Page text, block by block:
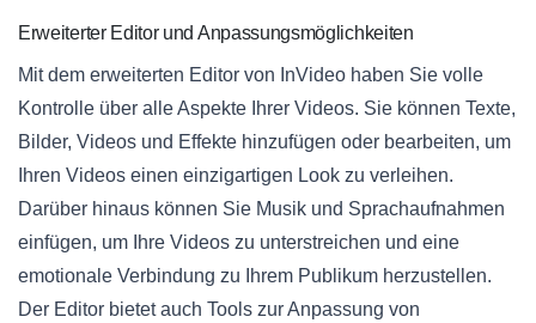
Erweiterter Editor und Anpassungsmöglichkeiten
Mit dem erweiterten Editor von InVideo haben Sie volle
Kontrolle über alle Aspekte Ihrer Videos. Sie können Texte,
Bilder, Videos und Effekte hinzufügen oder bearbeiten, um
Ihren Videos einen einzigartigen Look zu verleihen.
Darüber hinaus können Sie Musik und Sprachaufnahmen
einfügen, um Ihre Videos zu unterstreichen und eine
emotionale Verbindung zu Ihrem Publikum herzustellen.
Der Editor bietet auch Tools zur Anpassung von